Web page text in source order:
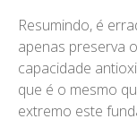
Resumindo, é
apenas preserva
capacidade
que é o mesmo
extremo este